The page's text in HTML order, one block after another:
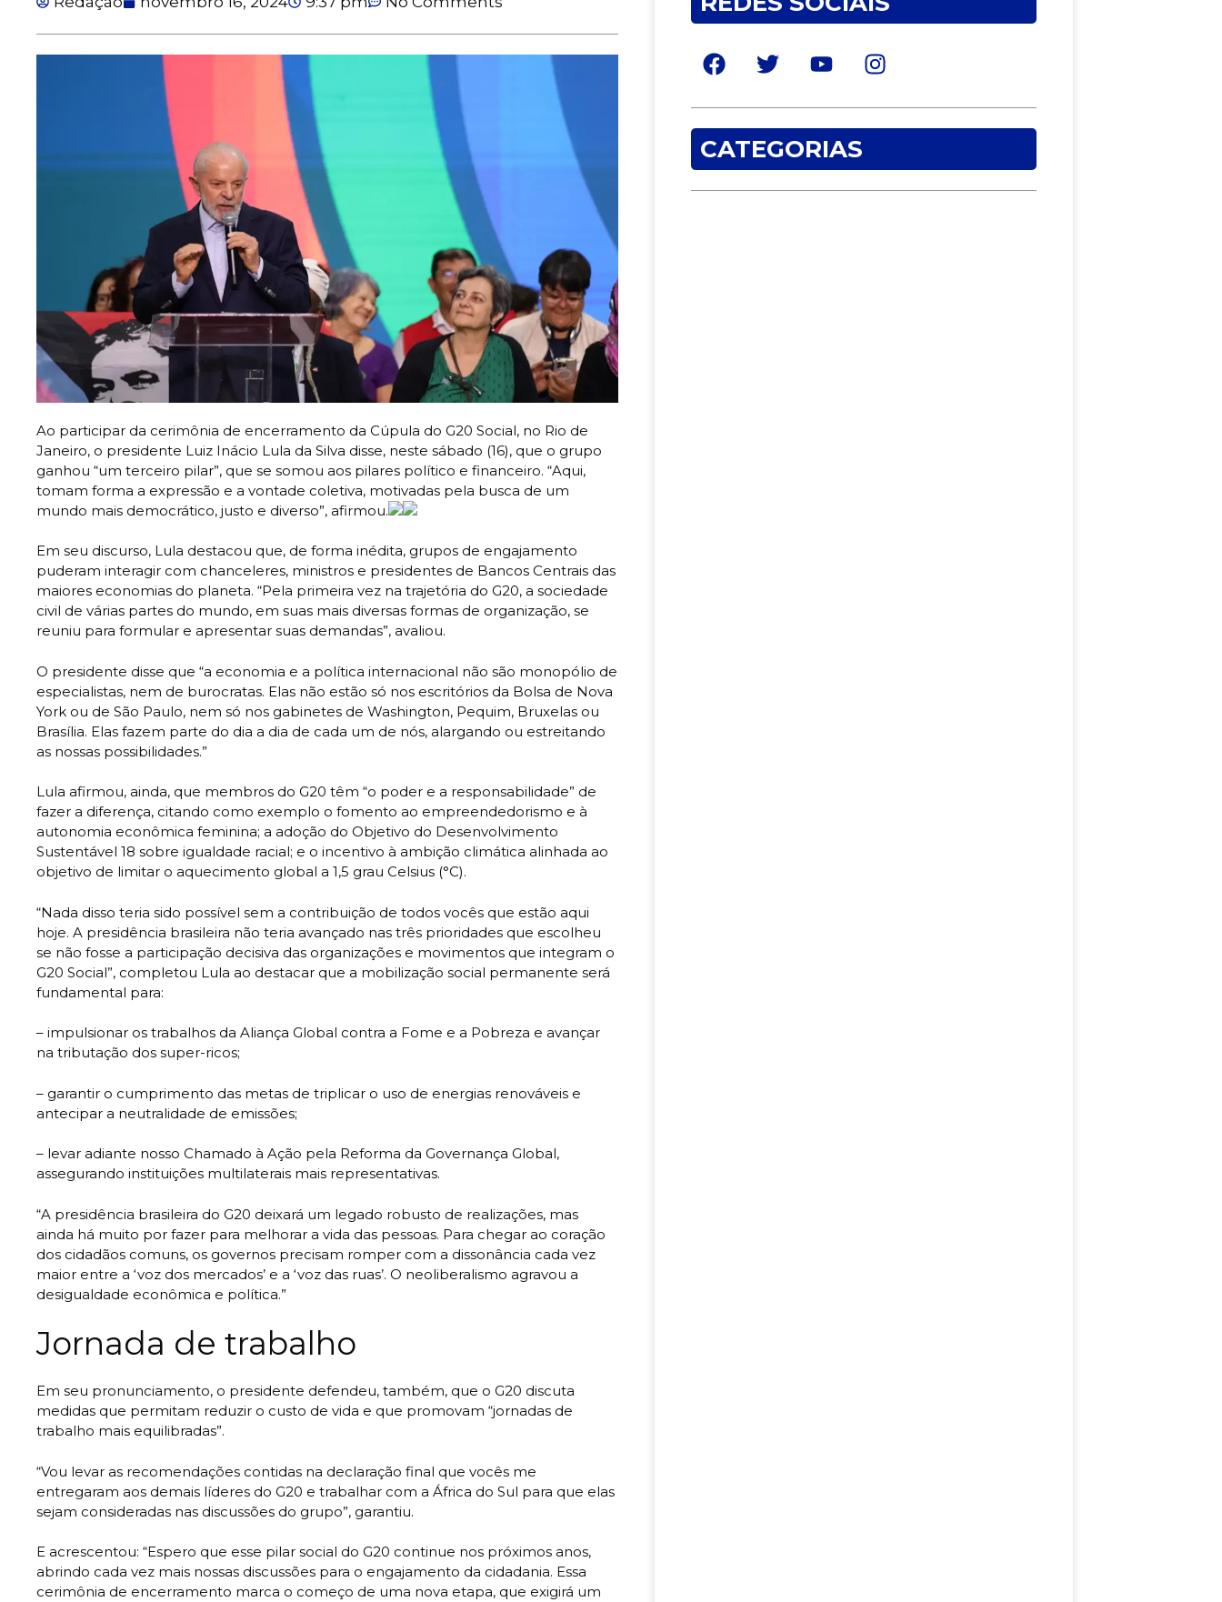
Ao participar da cerimônia de encerramento da Cúpula do G20 Social, no Rio de
Janeiro, o presidente Luiz Inácio Lula da Silva disse, neste sábado (16), que o grupo
ganhou “um terceiro pilar”, que se somou aos pilares político e financeiro. “Aqui,
tomam forma a expressão e a vontade coletiva, motivadas pela busca de um
mundo mais democrático, justo e diverso”, afirmou.
Em seu discurso, Lula destacou que, de forma inédita, grupos de engajamento
puderam interagir com chanceleres, ministros e presidentes de Bancos Centrais das
maiores economias do planeta. “Pela primeira vez na trajetória do G20, a sociedade
civil de várias partes do mundo, em suas mais diversas formas de organização, se
reuniu para formular e apresentar suas demandas”, avaliou.
O presidente disse que “a economia e a política internacional não são monopólio de
especialistas, nem de burocratas. Elas não estão só nos escritórios da Bolsa de Nova
York ou de São Paulo, nem só nos gabinetes de Washington, Pequim, Bruxelas ou
Brasília. Elas fazem parte do dia a dia de cada um de nós, alargando ou estreitando
as nossas possibilidades.”
Lula afirmou, ainda, que membros do G20 têm “o poder e a responsabilidade” de
fazer a diferença, citando como exemplo o fomento ao empreendedorismo e à
autonomia econômica feminina; a adoção do Objetivo do Desenvolvimento
Sustentável 18 sobre igualdade racial; e o incentivo à ambição climática alinhada ao
objetivo de limitar o aquecimento global a 1,5 grau Celsius (°C).
“Nada disso teria sido possível sem a contribuição de todos vocês que estão aqui
hoje. A presidência brasileira não teria avançado nas três prioridades que escolheu
se não fosse a participação decisiva das organizações e movimentos que integram o
G20 Social”, completou Lula ao destacar que a mobilização social permanente será
fundamental para:
– impulsionar os trabalhos da Aliança Global contra a Fome e a Pobreza e avançar
na tributação dos super-ricos;
– garantir o cumprimento das metas de triplicar o uso de energias renováveis e
antecipar a neutralidade de emissões;
– levar adiante nosso Chamado à Ação pela Reforma da Governança Global,
assegurando instituições multilaterais mais representativas.
“A presidência brasileira do G20 deixará um legado robusto de realizações, mas
ainda há muito por fazer para melhorar a vida das pessoas. Para chegar ao coração
dos cidadãos comuns, os governos precisam romper com a dissonância cada vez
maior entre a ‘voz dos mercados’ e a ‘voz das ruas’. O neoliberalismo agravou a
desigualdade econômica e política.”
Jornada de trabalho
Em seu pronunciamento, o presidente defendeu, também, que o G20 discuta
medidas que permitam reduzir o custo de vida e que promovam “jornadas de
trabalho mais equilibradas”.
“Vou levar as recomendações contidas na declaração final que vocês me
entregaram aos demais líderes do G20 e trabalhar com a África do Sul para que elas
sejam consideradas nas discussões do grupo”, garantiu.
E acrescentou: “Espero que esse pilar social do G20 continue nos próximos anos,
abrindo cada vez mais nossas discussões para o engajamento da cidadania. Essa
cerimônia de encerramento marca o começo de uma nova etapa, que exigirá um
CATEGORIAS